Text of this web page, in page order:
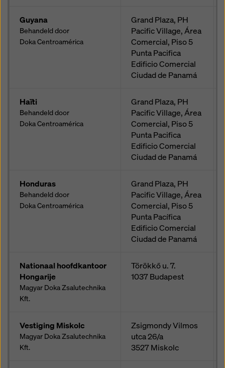
Guyana
Behandeld door
Doka Centroamérica
Grand Plaza, PH
Pacific Village, Área
Comercial, Piso 5
Punta Pacifica
Edificio Comercial
Ciudad de Panamá
Haïti
Behandeld door
Doka Centroamérica
Grand Plaza, PH
Pacific Village, Área
Comercial, Piso 5
Punta Pacifica
Edificio Comercial
Ciudad de Panamá
Honduras
Behandeld door
Doka Centroamérica
Grand Plaza, PH
Pacific Village, Área
Comercial, Piso 5
Punta Pacífica
Edificio Comercial
Ciudad de Panamá
Nationaal hoofdkantoor
Hongarije
Magyar Doka Zsalutechnika
Kft.
Törökkő u. 7.
1037Budapest
Vestiging Miskolc
Magyar Doka Zsalutechnika
Kft.
Zsigmondy Vilmos
utca 26/a
3527Miskolc